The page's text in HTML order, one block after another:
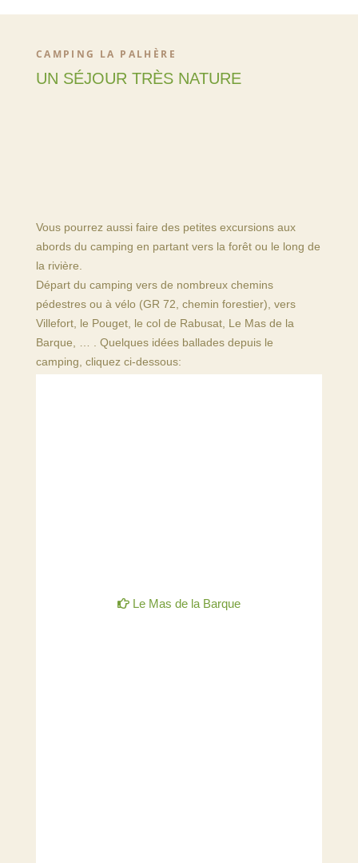
CAMPING LA PALHÈRE
UN SÉJOUR TRÈS NATURE
Vous pourrez aussi faire des petites excursions aux
abords du camping en partant vers la forêt ou le long de
la rivière.
Départ du camping vers de nombreux chemins
pédestres ou à vélo (GR 72, chemin forestier), vers
Villefort, le Pouget, le col de Rabusat, Le Mas de la
Barque, … . Quelques idées ballades depuis le
camping, cliquez ci-dessous:
Le Mas de la Barque